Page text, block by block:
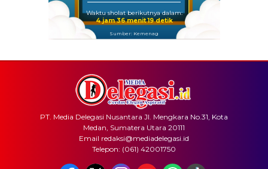
Waktu sholat berikutnya dalam:
4 jam 36 menit 18 detik
Sumber: Kemenag
PT. Media Delegasi Nusantara Jl. Mengkara No.31, Kota
Medan, Sumatera Utara 20111
Email redaksi@mediadelegasi.id
Telepon: (061) 42001750